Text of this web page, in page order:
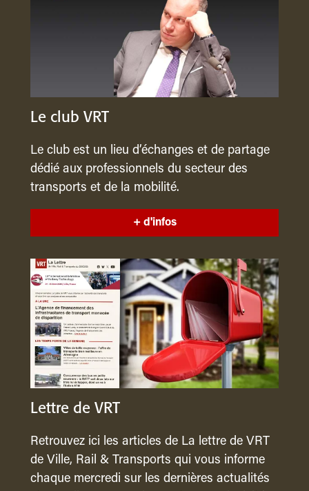
Le club VRT
Le club est un lieu d’échanges et de partage
dédié aux professionnels du secteur des
transports et de la mobilité.
+ d'infos
Lettre de VRT
Retrouvez ici les articles de La lettre de VRT
de Ville, Rail & Transports qui vous informe
chaque mercredi sur les dernières actualités